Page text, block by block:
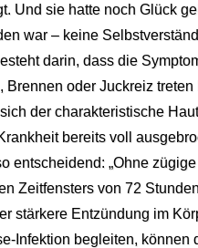
Und sie hatte noch Glück
war – keine
darin, dass die
Brennen oder Juckreiz treten
der charakteristische
bereits voll
entscheidend: „Ohne
Zeitfensters von 72
stärkere Entzündung im
Infektion begleiten, können